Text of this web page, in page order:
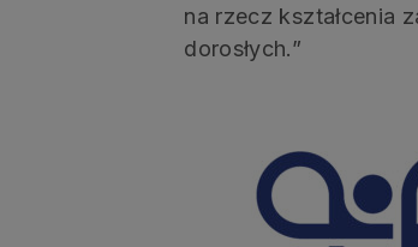
na rzecz kształcenia
dorosłych.”